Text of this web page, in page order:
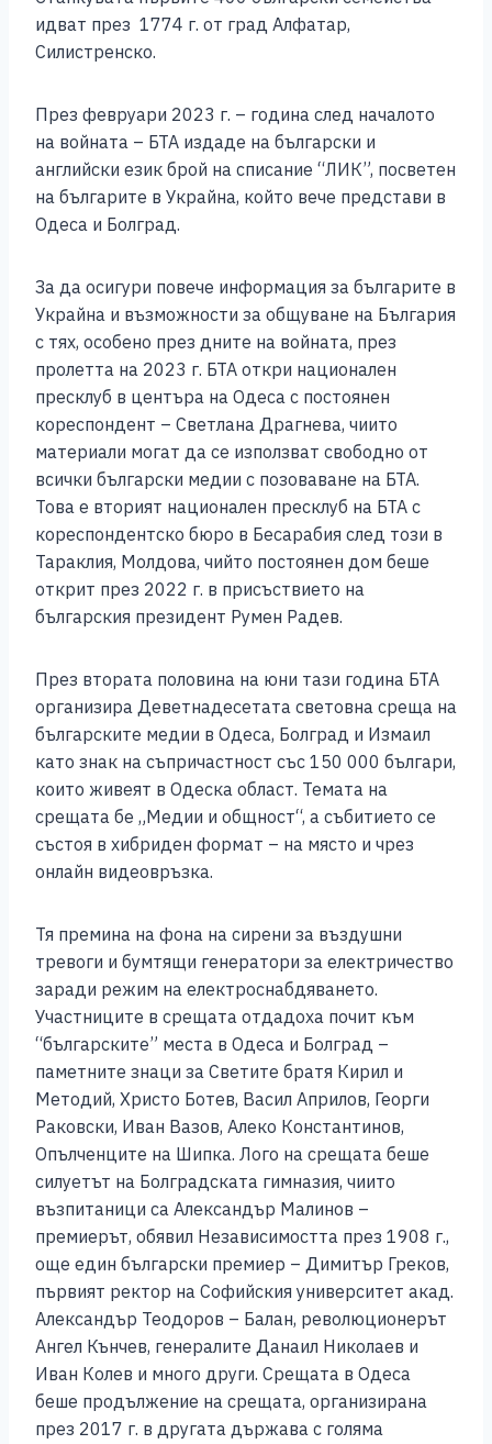
идват през 1774 г. от град Алфатар,
Силистренско.
През февруари 2023 г. – година след началото
на войната – БТА издаде на български и
английски език брой на списание “ЛИК”, посветен
на българите в Украйна, който вече представи в
Одеса и Болград.
За да осигури повече информация за българите в
Украйна и възможности за общуване на България
с тях, особено през дните на войната, през
пролетта на 2023 г. БТА откри национален
пресклуб в центъра на Одеса с постоянен
кореспондент – Светлана Драгнева, чиито
материали могат да се използват свободно от
всички български медии с позоваване на БТА.
Това е вторият национален пресклуб на БТА с
кореспондентско бюро в Бесарабия след този в
Тараклия, Молдова, чийто постоянен дом беше
открит през 2022 г. в присъствието на
българския президент Румен Радев.
През втората половина на юни тази година БТА
организира Деветнадесетата световна среща на
българските медии в Одеса, Болград и Измаил
като знак на съпричастност със 150 000 българи,
които живеят в Одеска област. Темата на
срещата бе „Медии и общност“, а събитието се
състоя в хибриден формат – на място и чрез
онлайн видеовръзка.
Тя премина на фона на сирени за въздушни
тревоги и бумтящи генератори за електричество
заради режим на електроснабдяването.
Участниците в срещата отдадоха почит към
“българските” места в Одеса и Болград –
паметните знаци за Светите братя Кирил и
Методий, Христо Ботев, Васил Априлов, Георги
Раковски, Иван Вазов, Алеко Константинов,
Опълченците на Шипка. Лого на срещата беше
силуетът на Болградската гимназия, чиито
възпитаници са Александър Малинов –
премиерът, обявил Независимостта през 1908 г.,
още един български премиер – Димитър Греков,
първият ректор на Софийския университет акад.
Александър Теодоров – Балан, революционерът
Ангел Кънчев, генералите Данаил Николаев и
Иван Колев и много други. Срещата в Одеса
беше продължение на срещата, организирана
през 2017 г. в другата държава с голяма